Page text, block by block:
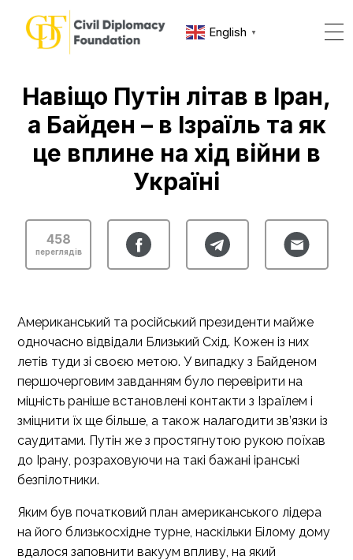
English ▼
Навіщо Путін літав в Іран,
а Байден – в Ізраїль та як
це вплине на хід війни в
Україні
458
переглядів
Американський та російський президенти майже
одночасно відвідали Близький Схід. Кожен із них
летів туди зі своєю метою. У випадку з Байденом
першочерговим завданням було перевірити на
міцність раніше встановлені контакти з Ізраїлем і
зміцнити їх ще більше, а також налагодити зв’язки із
саудитами. Путін же з простягнутою рукою поїхав
до Ірану, розраховуючи на такі бажані іранські
безпілотники.
Яким був початковий план американського лідера
на його близькосхідне турне, наскільки Білому дому
вдалося заповнити вакуум впливу, на який